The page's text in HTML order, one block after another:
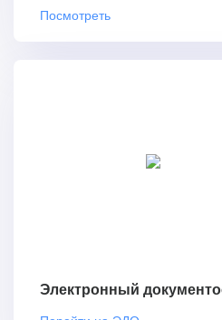
Посмотреть
Электронный